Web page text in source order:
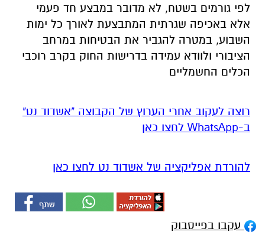
לפי גורמים בשטח, לא מדובר במבצע חד פעמי
אלא באכיפה שגרתית המתבצעת לאורך כל ימות
השבוע, במטרה להגביר את הבטיחות במרחב
הציבורי ולוודא עמידה בדרישות החוק בקרב רוכבי
הכלים החשמליים
רוצה לעקוב אחרי הערוץ של הקבוצה "אשדוד נט"
ב-WhatsApp לחצו כאן
להורדת אפליקציה של אשדוד נט לחצו כאן
עקבו בפייסבוק